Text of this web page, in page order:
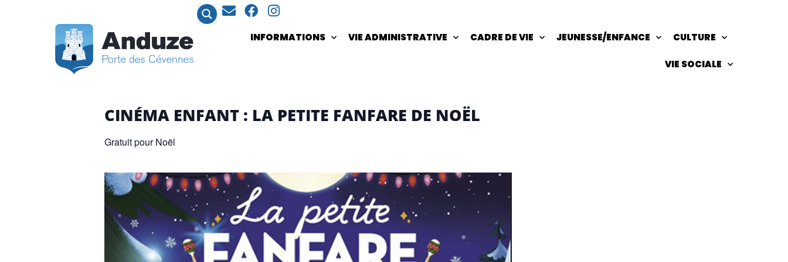
INFORMATIONS VIE ADMINISTRATIVE CADRE DE VIE JEUNESSE/ENFANCE CULTURE
VIE SOCIALE
CINÉMA ENFANT : LA PETITE FANFARE DE NOËL
Gratuit pour Noël